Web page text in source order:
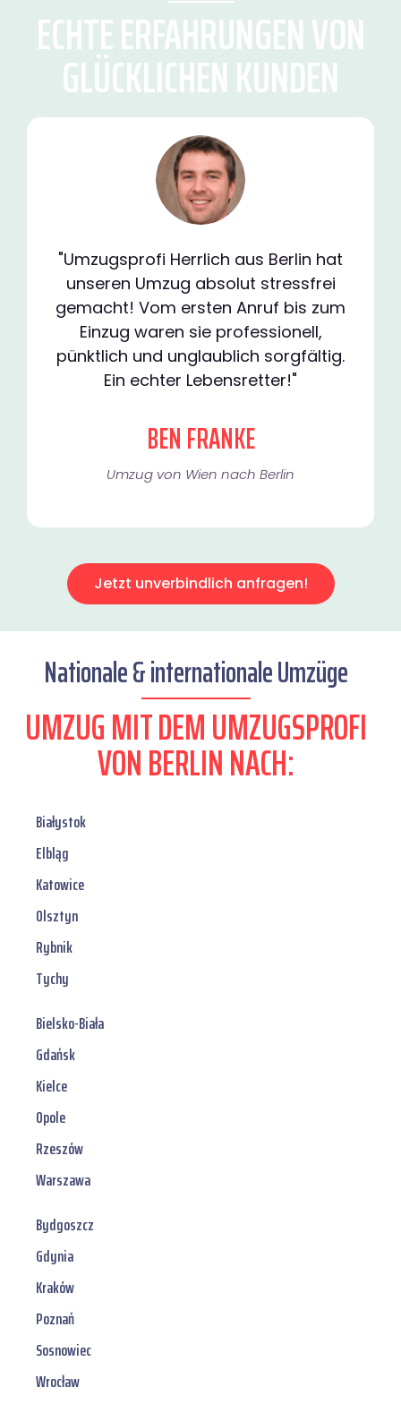
ECHTE ERFAHRUNGEN VON
GLÜCKLICHEN KUNDEN
"Umzugsprofi Herrlich aus Berlin hat
unseren Umzug absolut stressfrei
gemacht! Vom ersten Anruf bis zum
Einzug waren sie professionell,
pünktlich und unglaublich sorgfältig.
Ein echter Lebensretter!"
BEN FRANKE
Umzug von Wien nach Berlin
Jetzt unverbindlich anfragen!
Nationale & internationale Umzüge
UMZUG MIT DEM UMZUGSPROFI
VON BERLIN NACH:
Białystok
Elbląg
Katowice
Olsztyn
Rybnik
Tychy
Bielsko-Biała
Gdańsk
Kielce
Opole
Rzeszów
Warszawa
Bydgoszcz
Gdynia
Kraków
Poznań
Sosnowiec
Wrocław